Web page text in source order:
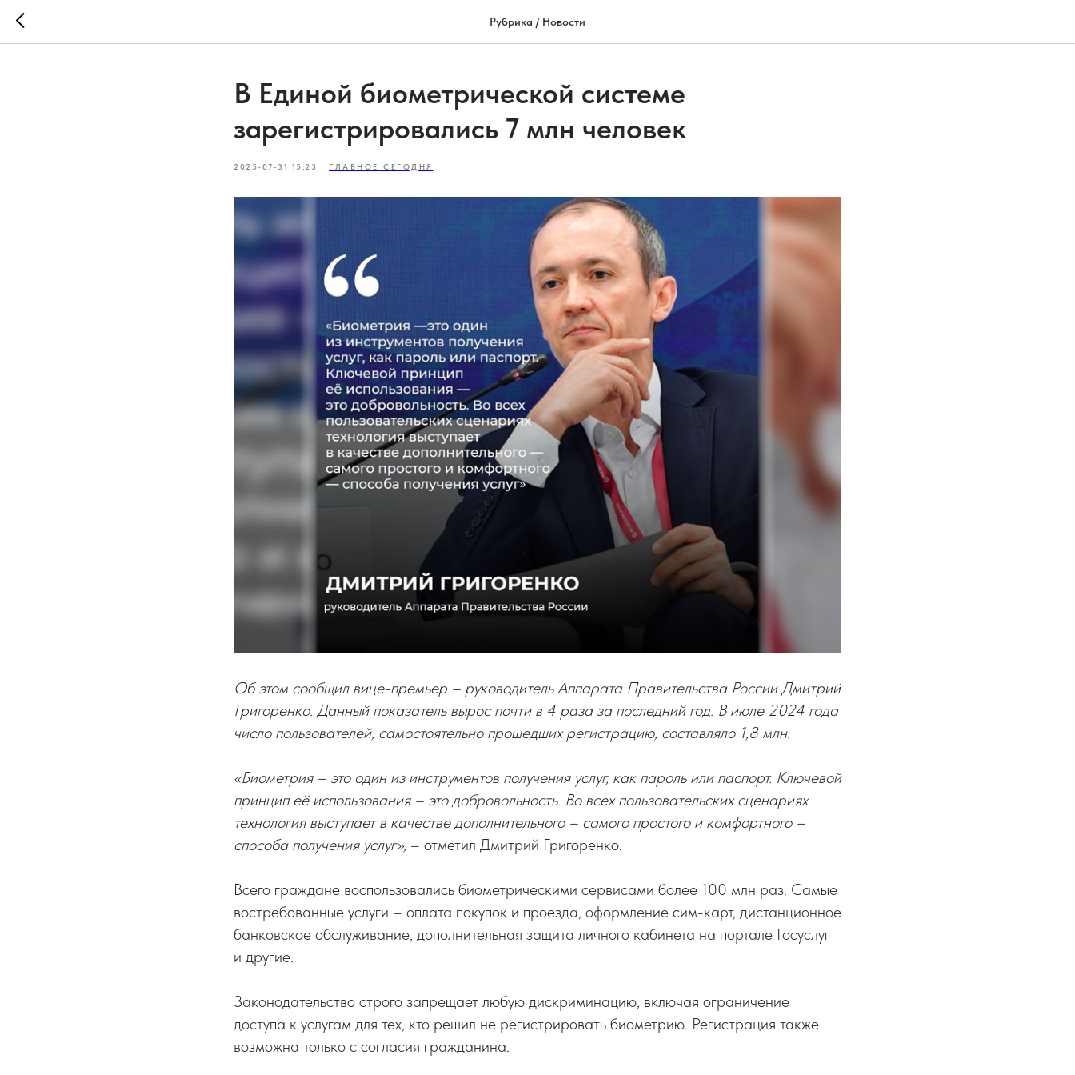
Рубрика / Новости
В Единой биометрической системе
зарегистрировались 7 млн человек
2025-07-31 15:23 ГЛАВНОЕ СЕГОДНЯ
Об этом сообщил вице-премьер – руководитель Аппарата Правительства России Дмитрий
Григоренко. Данный показатель вырос почти в 4 раза за последний год. В июле 2024 года
число пользователей, самостоятельно прошедших регистрацию, составляло 1,8 млн.
«Биометрия – это один из инструментов получения услуг, как пароль или паспорт. Ключевой
принцип её использования – это добровольность. Во всех пользовательских сценариях
технология выступает в качестве дополнительного – самого простого и комфортного –
способа получения услуг», – отметил Дмитрий Григоренко.
Всего граждане воспользовались биометрическими сервисами более 100 млн раз. Самые
востребованные услуги – оплата покупок и проезда, оформление сим-карт, дистанционное
банковское обслуживание, дополнительная защита личного кабинета на портале Госуслуг
и другие.
Законодательство строго запрещает любую дискриминацию, включая ограничение
доступа к услугам для тех, кто решил не регистрировать биометрию. Регистрация также
возможна только с согласия гражданина.